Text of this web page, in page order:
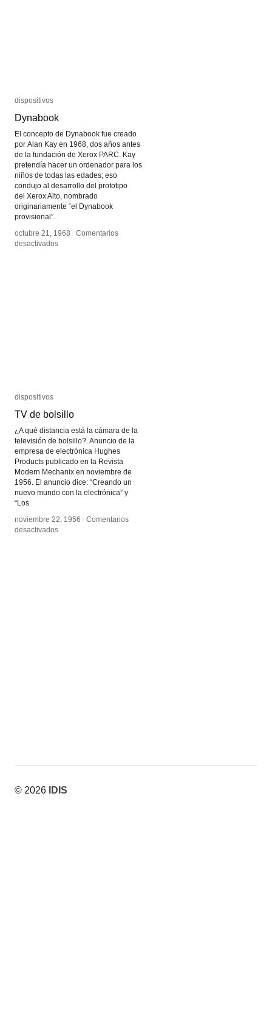
dispositivos
Dynabook
El concepto de Dynabook fue creado
por Alan Kay en 1968, dos años antes
de la fundación de Xerox PARC. Kay
pretendía hacer un ordenador para los
niños de todas las edades; eso
condujo al desarrollo del prototipo
del Xerox Alto, nombrado
originariamente “el Dynabook
provisional”.
octubre 21, 1968 / Comentarios
desactivadosen
dispositivos
Dynabook
octubre 21, 1968 / Comentarios
desactivadosen
dispositivos
TV de bolsillo
¿A qué distancia está la cámara de la
televisión de bolsillo?. Anuncio de la
empresa de electrónica Hughes
Products publicado en la Revista
Modern Mechanix en noviembre de
1956. El anuncio dice: “Creando un
nuevo mundo con la electrónica” y
“Los
noviembre 22, 1956 / Comentarios
desactivadosen
dispositivos
TV de bolsillo
noviembre 22, 1956 / Comentarios
desactivadosen
© 2026 IDIS